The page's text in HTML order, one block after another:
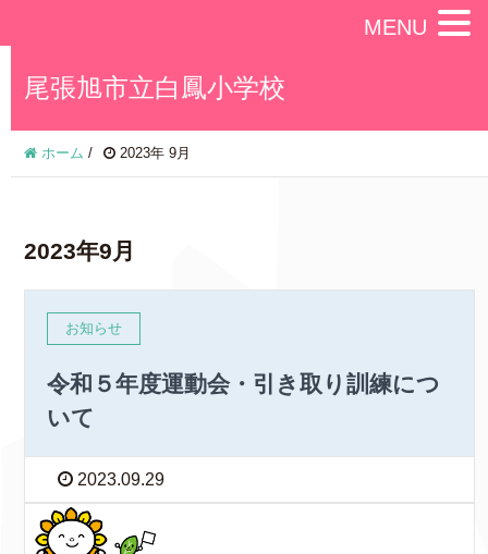
尾張旭市立白鳳小学校
ホーム / 2023年 9月
2023年9月
お知らせ
令和５年度運動会・引き取り訓練につ
いて
2023.09.29
MENU